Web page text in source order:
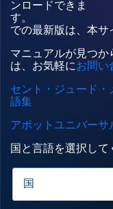
ンロードできま
す。
での最新版は、本サ
マニュアルが見つ
は、お気軽にお問い
セント・ジュード・
語集
アボットユニバー
国と言語を選択して